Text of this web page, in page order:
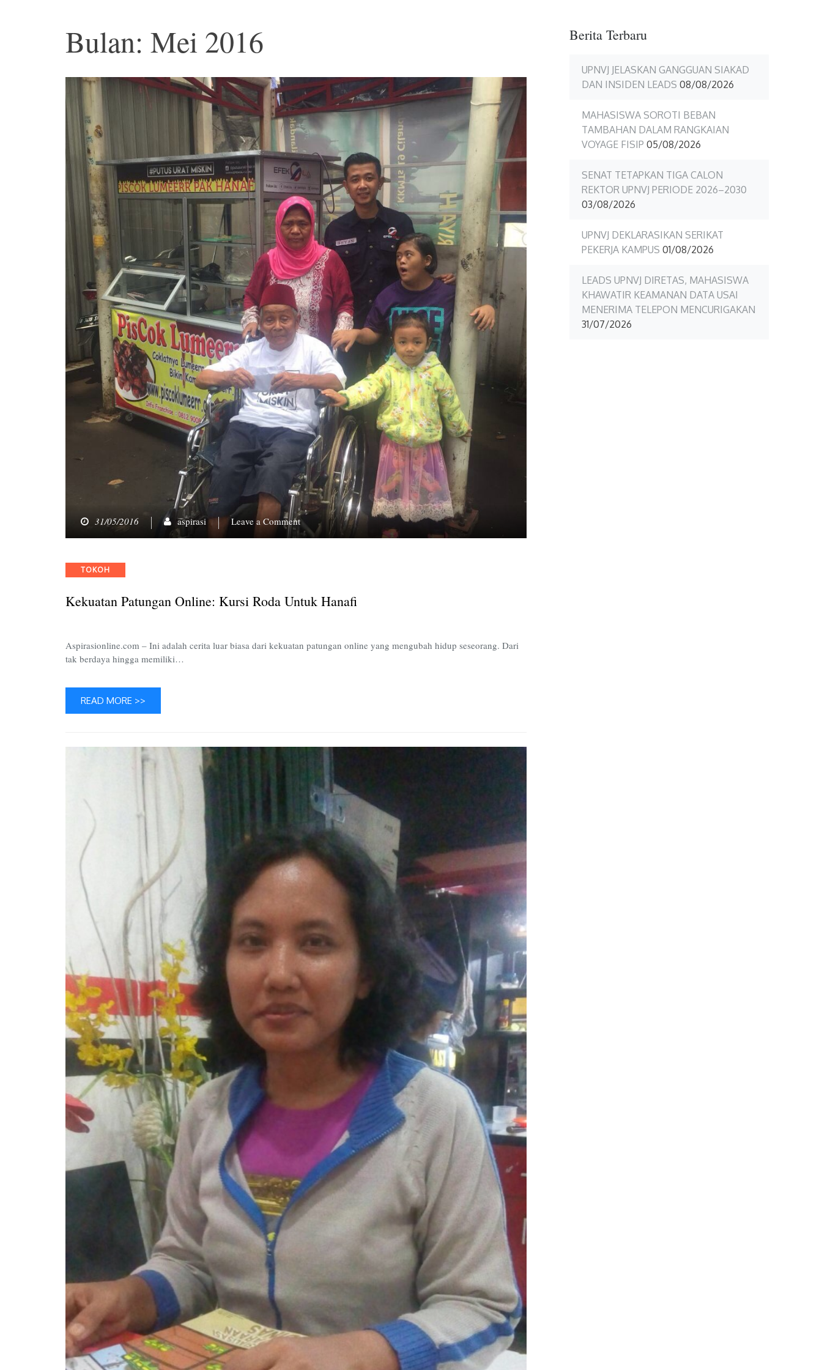
Bulan: Mei 2016
31/05/2016 aspirasi Leave a Commenton
Kekuatan
Untuk
Categories
TOKOH
Kekuatan Patungan Online: Kursi Roda Untuk Hanafi
Aspirasionline.com – Ini adalah cerita luar biasa dari kekuatan patungan online yang mengubah hidup seseorang. Dari
tak berdaya hingga memiliki…
READ MORE >>
Berita Terbaru
UPNVJ JELASKAN GANGGUAN SIAKAD
DAN INSIDEN LEADS 08/08/2026
MAHASISWA SOROTI BEBAN
TAMBAHAN DALAM RANGKAIAN
VOYAGE FISIP 05/08/2026
SENAT TETAPKAN TIGA CALON
REKTOR UPNVJ PERIODE 2026–2030
03/08/2026
UPNVJ DEKLARASIKAN SERIKAT
PEKERJA KAMPUS 01/08/2026
LEADS UPNVJ DIRETAS, MAHASISWA
KHAWATIR KEAMANAN DATA USAI
MENERIMA TELEPON MENCURIGAKAN
31/07/2026